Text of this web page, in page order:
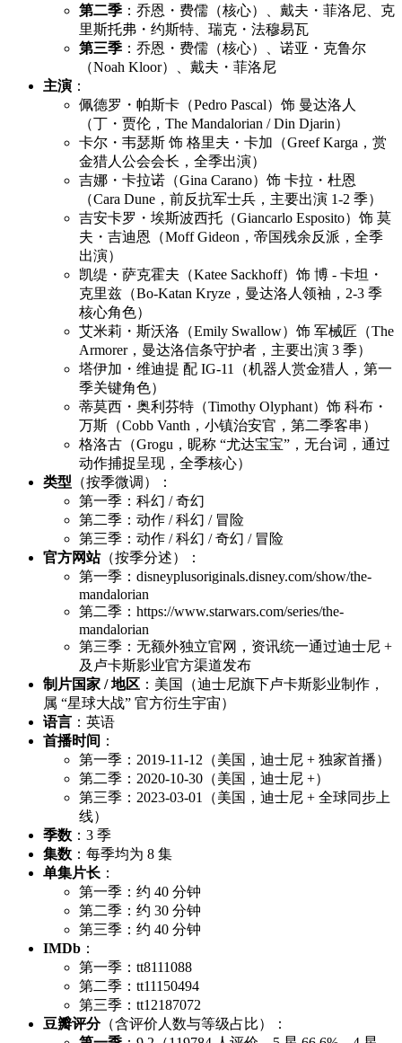
第二季 ：乔恩・费儒（核心）、戴夫・菲洛尼、克
里斯托弗・约斯特、瑞克・法穆易瓦
第三季 ：乔恩・费儒（核心）、诺亚・克鲁尔
（Noah Kloor）、戴夫・菲洛尼
主演 ：
佩德罗・帕斯卡（Pedro Pascal）饰 曼达洛人
（丁・贾伦，The Mandalorian / Din Djarin）
卡尔・韦瑟斯 饰 格里夫・卡加（Greef Karga，赏
金猎人公会会长，全季出演）
吉娜・卡拉诺（Gina Carano）饰 卡拉・杜恩
（Cara Dune，前反抗军士兵，主要出演 1-2 季）
吉安卡罗・埃斯波西托（Giancarlo Esposito）饰 莫
夫・吉迪恩（Moff Gideon，帝国残余反派，全季
出演）
凯缇・萨克霍夫（Katee Sackhoff）饰 博 - 卡坦・
克里兹（Bo-Katan Kryze，曼达洛人领袖，2-3 季
核心角色）
艾米莉・斯沃洛（Emily Swallow）饰 军械匠（The
Armorer，曼达洛信条守护者，主要出演 3 季）
塔伊加・维迪提 配 IG-11（机器人赏金猎人，第一
季关键角色）
蒂莫西・奥利芬特（Timothy Olyphant）饰 科布・
万斯（Cobb Vanth，小镇治安官，第二季客串）
格洛古（Grogu，昵称 “尤达宝宝”，无台词，通过
动作捕捉呈现，全季核心）
类型 （按季微调）：
第一季：科幻 / 奇幻
第二季：动作 / 科幻 / 冒险
第三季：动作 / 科幻 / 奇幻 / 冒险
官方网站（按季分述）：
第一季：disneyplusoriginals.disney.com/show/the-
mandalorian
第二季：https://www.starwars.com/series/the-
mandalorian
第三季：无额外独立官网，资讯统一通过迪士尼 +
及卢卡斯影业官方渠道发布
制片国家 / 地区 ：美国（迪士尼旗下卢卡斯影业制作，
属 “星球大战” 官方衍生宇宙）
语言 ：英语
首播时间 ：
第一季：2019-11-12（美国，迪士尼 + 独家首播）
第二季：2020-10-30（美国，迪士尼 +）
第三季：2023-03-01（美国，迪士尼 + 全球同步上
线）
季数 ：3 季
集数 ：每季均为 8 集
单集片长 ：
第一季：约 40 分钟
第二季：约 30 分钟
第三季：约 40 分钟
IMDb ：
第一季：tt8111088
第二季：tt11150494
第三季：tt12187072
豆瓣评分（含评价人数与等级占比）：